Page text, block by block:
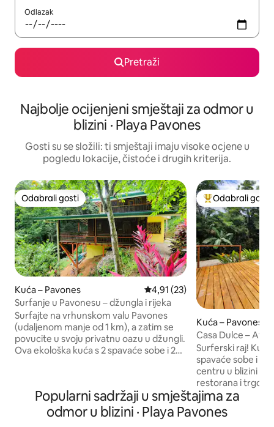
Odlazak
Pretraži
Najbolje ocijenjeni smještaji za odmor u
blizini · Playa Pavones
Gosti su se složili: ti smještaji imaju visoke ocjene u
pogledu lokacije, čistoće i drugih kriterija.
Odabrali gosti
Odabrali gosti
Kuća – Pavones Prosječna ocjena: 4,91/5,
4,91 (23)
Surfanje u Pavonesu – džungla i rijeka
Surfajte na vrhunskom valu Pavones
(udaljenom manje od 1 km), a zatim se
povucite u svoju privatnu oazu u džungli.
Ova ekološka kuća s 2 spavaće sobe i 2
kuhinju i brzi Wi-Fi. Vrhunac je ogromna
natkrivena terasa – savršena za
opuštanje u visećoj ležaljci dok slušate
Među najviše
Odabrali gosti
Kuća – Pavones
Casa Dulce – At
klima-uređaj,
Surferski raj!
spavaće sobe i 2
centru u blizini
restorana i
opremljenu
boravke i prednju
Pavones Point. Opustite se uz bazen s
Popularni sadržaji u smještajima za
odmor u blizini · Playa Pavones